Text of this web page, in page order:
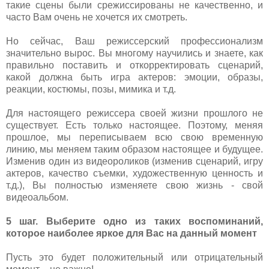
такие сцены были срежиссированы не качественно, и
часто Вам очень не хочется их смотреть.
Но сейчас, Ваш режиссерский профессионализм
значительно вырос. Вы многому научились и знаете, как
правильно поставить и откорректировать сценарий,
какой должна быть игра актеров: эмоции, образы,
реакции, костюмы, позы, мимика и т.д.
Для настоящего режиссера своей жизни прошлого не
существует. Есть только настоящее. Поэтому, меняя
прошлое, мы переписываем всю свою временную
линию, мы меняем таким образом настоящее и будущее.
Изменив один из видеороликов (изменив сценарий, игру
актеров, качество съемки, художественную ценность и
т.д.), Вы полностью изменяете свою жизнь - свой
видеоальбом.
5 шаг. Выберите одно из таких воспоминаний,
которое наиболее яркое для Вас на данный момент
Пусть это будет положительный или отрицательный